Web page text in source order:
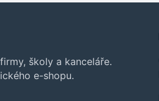
školy a kanceláře.
e-shopu.